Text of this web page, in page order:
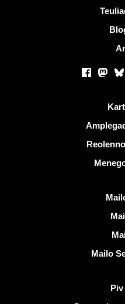
Facebook
Mailo
Muioc'h a ditouroù war